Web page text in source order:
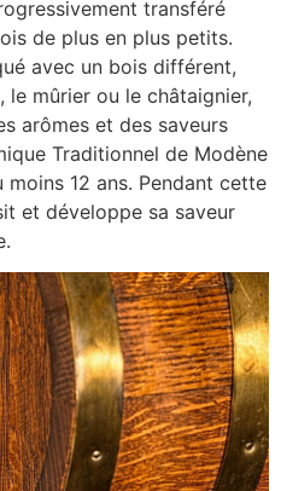
transféré
de plus en plus petits.
avec un bois différent,
le mûrier ou le châtaignier,
arômes et des saveurs
Traditionnel de Modène
12 ans. Pendant cette
et développe sa saveur